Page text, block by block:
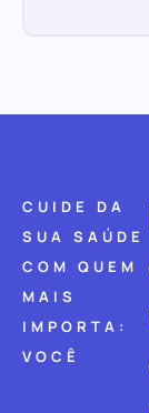
CUIDE DA
SUA SAÚDE
COM QUEM
MAIS
IMPORTA:
VOCÊ